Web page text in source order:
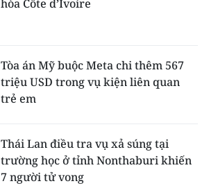
hòa Côte d’Ivoire
Tòa án Mỹ buộc Meta chi thêm 567
triệu USD trong vụ kiện liên quan
trẻ em
Thái Lan điều tra vụ xả súng tại
trường học ở tỉnh Nonthaburi khiến
7 người tử vong